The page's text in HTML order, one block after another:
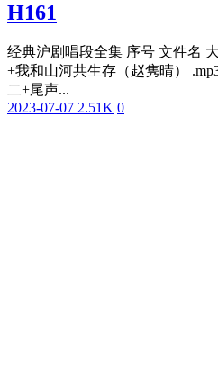
H161
经典沪剧唱段全集 序号 文件名
+我和山河共生存（赵隽晴）
二+尾声...
2023-07-07 2.51K 0